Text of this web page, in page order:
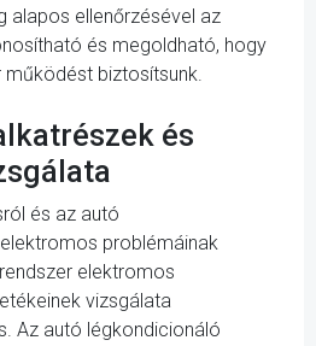
alapos ellenőrzésével az
és megoldható, hogy
működést biztosítsunk.
és
és az autó
problémáinak
elektromos
vizsgálata
Az autó légkondicionáló